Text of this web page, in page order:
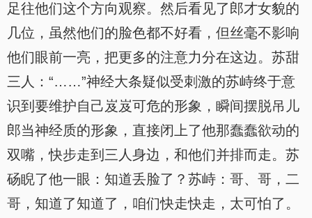
足往他们这个方向观察。然后看见了郎才女貌的
几位，虽然他们的脸色都不好看，但丝毫不影响
他们眼前一亮，把更多的注意力分在这边。苏甜
三人：“……”神经大条疑似受刺激的苏峙终于意
识到要维护自己岌岌可危的形象，瞬间摆脱吊儿
郎当神经质的形象，直接闭上了他那蠢蠢欲动的
双嘴，快步走到三人身边，和他们并排而走。苏
砀睨了他一眼：知道丢脸了？苏峙：哥、哥，二
哥，知道了知道了，咱们快走快走，太可怕了。